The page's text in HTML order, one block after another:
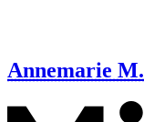
Annemarie M.